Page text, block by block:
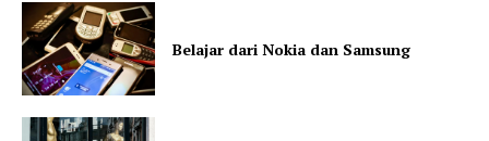
Belajar dari Nokia dan Samsung